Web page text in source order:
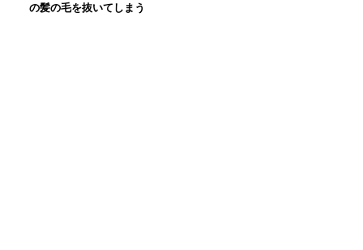
の髪の毛を抜いてしまう